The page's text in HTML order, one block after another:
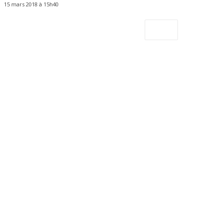
15 mars 2018 à 15h40